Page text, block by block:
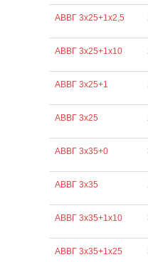
АВВГ 3х25+1х2,5
АВВГ 3х25+1х10
АВВГ 3х25+1
АВВГ 3х25
АВВГ 3х35+0
АВВГ 3х35
АВВГ 3х35+1х10
АВВГ 3х35+1х25